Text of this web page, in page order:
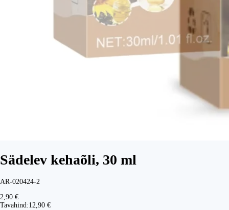
Sädelev kehaõli, 30 ml
AR-020424-2
2,90 €
Tavahind:12,90 €